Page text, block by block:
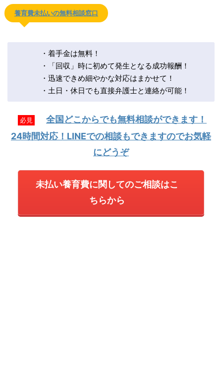
養育費未払いの無料相談窓口
・着手金は無料！
・「回収」時に初めて発生となる成功報酬！
・迅速できめ細やかな対応はまかせて！
・土日・休日でも直接弁護士と連絡が可能！
必見
全国どこからでも無料相談ができます！
24時間対応！LINEでの相談もできますのでお気軽
にどうぞ
未払い養育費に関してのご相談はこ
ちらから